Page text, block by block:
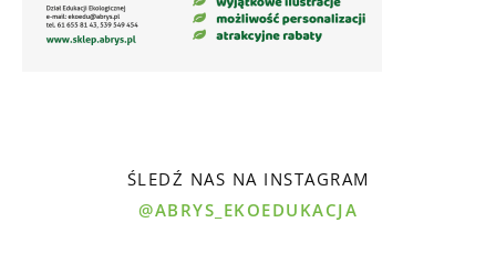
ŚLEDŹ NAS NA INSTAGRAM
@ABRYS_EKOEDUKACJA